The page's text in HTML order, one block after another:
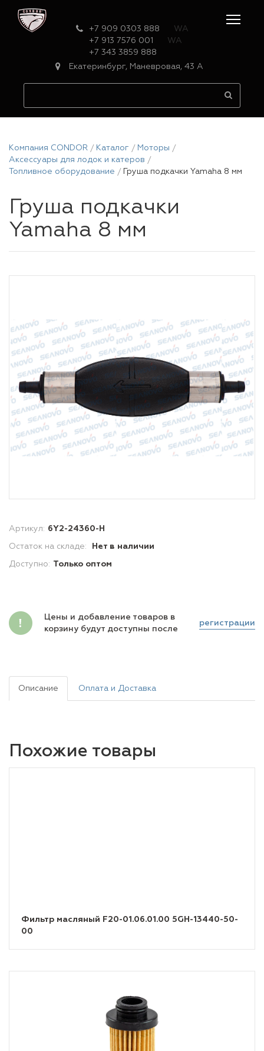
+7 909 0303 888
WA
+7 913 7576 001
WA
+7 343 3859 888
Екатеринбург, Маневровая, 43 А
Компания CONDOR Каталог
Моторы
Аксессуары для лодок и катеров
Топливное оборудование
Груша подкачки Yamaha 8 мм
Груша подкачки
Yamaha 8 мм
Артикул: 6Y2-24360-H
Остаток на складе: Нет в наличии
Доступно: Только оптом
Цены и добавление товаров в
корзину будут доступны после
регистрации
Описание Оплата и Доставка
Похожие товары
Фильтр масляный F20-01.06.01.00 5GH-13440-50-
00